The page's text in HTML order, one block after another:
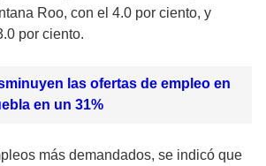
Roo, con el 4.0 por ciento, y
por ciento.
las ofertas de empleo en
en un 31%
más demandados, se indicó que